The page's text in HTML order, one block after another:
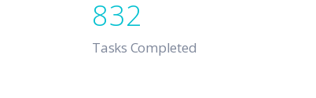
832
Tasks Completed